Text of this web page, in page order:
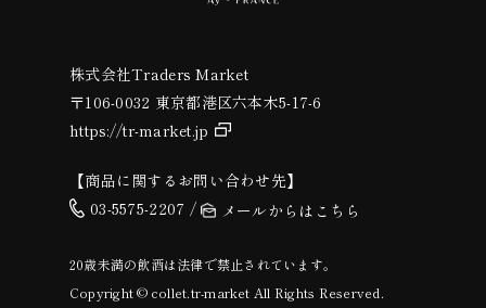
株式会社Traders Market
〒106-0032 東京都港区六本木5-17-6
https://tr-market.jp
【商品に関するお問い合わせ先】
03-5575-2207 /
メールからはこちら
20歳未満の飲酒は法律で禁止されています。
Copyright © collet.tr-market All Rights Reserved.